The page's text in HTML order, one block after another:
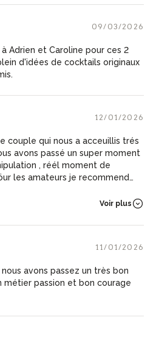
09/03/2026
Adrien et Caroline pour ces 2
d'idées de cocktails originaux
12/01/2026
couple qui nous a acceuillis trés
, réél moment de
Voir plus
11/01/2026
avons passez un très bon
passion et bon courage